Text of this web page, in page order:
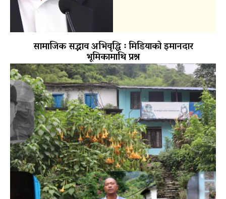
सामाजिक सद्भाव अभिवृद्धि ः मिडियाको इमानदार
भूमिकामाथि प्रश्न